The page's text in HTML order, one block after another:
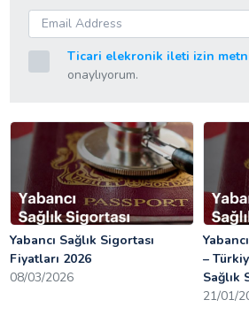
Ticari elekronik ileti izin
onaylıyorum.
Yabancı Sağlık Sigortası
Fiyatları 2026
08/03/2026
–
Sağlık
21/01/